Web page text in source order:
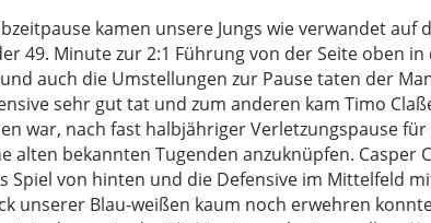
kamen unsere Jungs wie verwandet auf
49. Minute zur 2:1 Führung von der Seite oben in
auch die Umstellungen zur Pause taten der
sehr gut tat und zum anderen kam Timo
war, nach fast halbjähriger Verletzungspause
alten bekannten Tugenden anzuknüpfen. Casper
von hinten und die Defensive im Mittelfeld
unserer Blau-weißen kaum noch erwehren